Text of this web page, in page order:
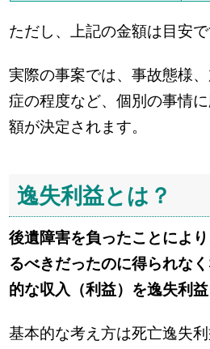
ただし、上記の金額は目安で
実際の事案では、事故態様
症の程度など、個別の事情
額が決定されます。
逸失利益とは？
後遺障害を負ったことによ
るべきだったのに得られな
的な収入（利益）を逸失利益
基本的な考え方は死亡逸失